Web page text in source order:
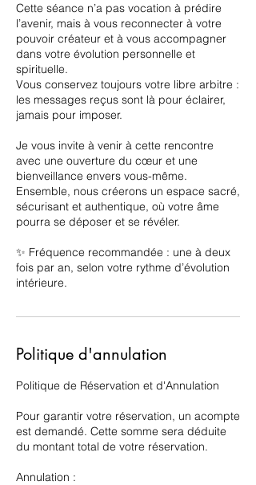
Cette séance n’a pas vocation à prédire
l’avenir, mais à vous reconnecter à votre
pouvoir créateur et à vous accompagner
dans votre évolution personnelle et
spirituelle.
Vous conservez toujours votre libre arbitre :
les messages reçus sont là pour éclairer,
jamais pour imposer.
Je vous invite à venir à cette rencontre
avec une ouverture du cœur et une
bienveillance envers vous-même.
Ensemble, nous créerons un espace sacré,
sécurisant et authentique, où votre âme
pourra se déposer et se révéler.
✨ Fréquence recommandée : une à deux
fois par an, selon votre rythme d’évolution
Politique d'annulation
Politique de Réservation et d'Annulation
Pour garantir votre réservation, un acompte
est demandé. Cette somme sera déduite
du montant total de votre réservation.
Annulation :